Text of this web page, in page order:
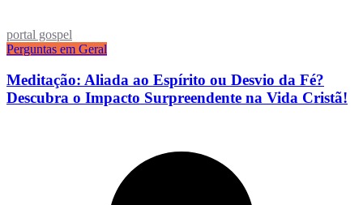
portal gospel
Perguntas em Geral
Meditação: Aliada ao Espírito ou Desvio da Fé?
Descubra o Impacto Surpreendente na Vida Cristã!